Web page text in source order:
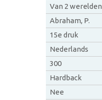
Van 2 werelden
Abraham, P.
15e druk
Nederlands
300
Hardback
Nee